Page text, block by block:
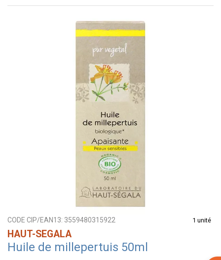
CODE CIP/EAN13: 3559480315922 1 unité
HAUT-SEGALA
Huile de millepertuis 50ml